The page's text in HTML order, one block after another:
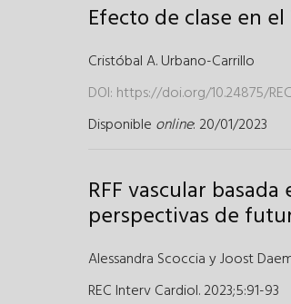
Efecto de clase en
Cristóbal A. Urbano-Carrillo
DOI: https://doi.org/10.24875/
Disponible online: 20/01/2023
RFF vascular
perspectivas de
Alessandra Scoccia yJoost
REC Interv Cardiol. 2023;5:91-93